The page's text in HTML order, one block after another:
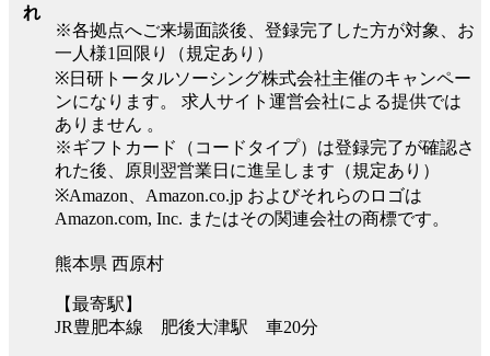
れ
※各拠点へご来場面談後、登録完了した方が対象、お
一人様1回限り（規定あり）
※日研トータルソーシング株式会社主催のキャンペー
ンになります。 求人サイト運営会社による提供では
ありません 。
※ギフトカード（コードタイプ）は登録完了が確認さ
れた後、原則翌営業日に進呈します（規定あり）
※Amazon、Amazon.co.jp およびそれらのロゴは
Amazon.com, Inc. またはその関連会社の商標です。
熊本県 西原村
【最寄駅】
JR豊肥本線 肥後大津駅 車20分